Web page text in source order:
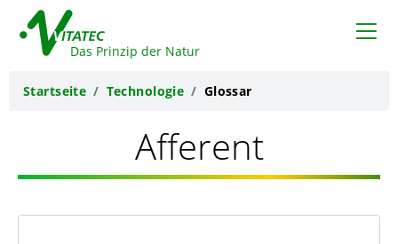
Das Prinzip der Natur
Startseite Technologie Glossar
Afferent